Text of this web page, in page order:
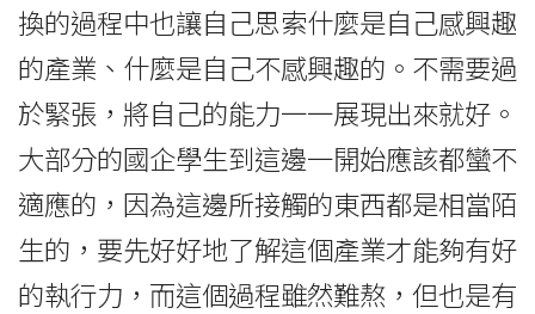
換的過程中也讓自己思索什麼是自己感興趣
的產業、什麼是自己不感興趣的。不需要過
於緊張，將自己的能力一一展現出來就好。
大部分的國企學生到這邊一開始應該都蠻不
適應的，因為這邊所接觸的東西都是相當陌
生的，要先好好地了解這個產業才能夠有好
的執行力，而這個過程雖然難熬，但也是有